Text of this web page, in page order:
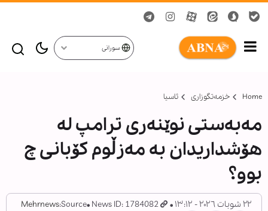
سورانی
Home خزمەتگوزاری ئاسیا
مەبەستی نوێنەری ترامپ لە
هۆشداریدان بە مەزڵوم کۆبانی چ
بوو؟
٢٢ شوبات ٢٠٢٦ - ١٣:١٢ News ID: 1784082
Source:
Mehrnews